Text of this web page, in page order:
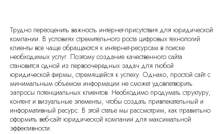
Трудно переоценить важность интернет-присутствия для юридической
компании. В условиях стремительного роста цифровых технологий
клиенты все чаще обращаются к интернет-ресурсам в поиске
необходимых услуг. Поэтому создание качественного сайта
становится одной из первоочередных задач для любой
юридической фирмы, стремящейся к успеху. Однако, простой сайт с
минимальным объемом информации не сможет удовлетворить
запросы потенциальных клиентов. Необходимо продумать структуру,
контент и визуальные элементы, чтобы создать привлекательный и
информативный ресурс. В этой статье мы рассмотрим, как правильно
оформить веб-сайт юридической компании для максимальной
эффективности.